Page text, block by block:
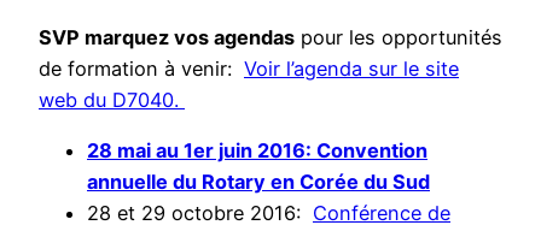
SVP marquez vos agendas pour les opportunités
de formation à venir: Voir l’agenda sur le site
web du D7040.
28 mai au 1er juin 2016: Convention
annuelle du Rotary en Corée du Sud
28 et 29 octobre 2016: Conférence de